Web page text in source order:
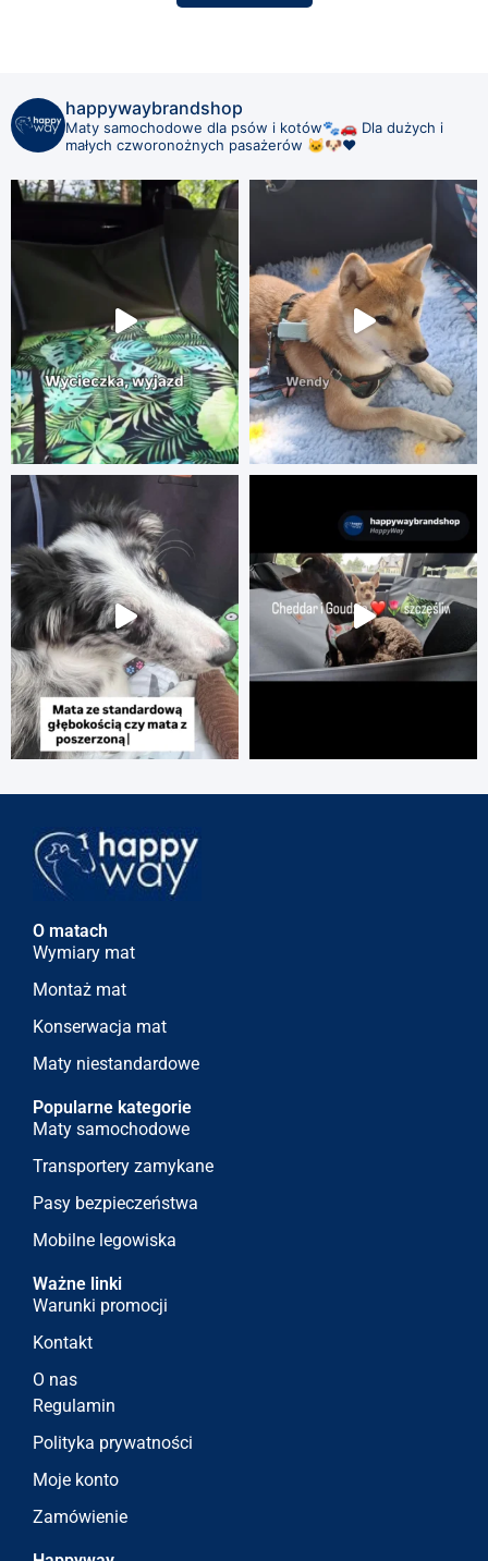
happywaybrandshop
Maty samochodowe dla psów i kotów🐾🚗 Dla dużych i
małych czworonożnych pasażerów 🐱🐶❤️
O matach
Wymiary mat
Montaż mat
Konserwacja mat
Maty niestandardowe
Popularne kategorie
Maty samochodowe
Transportery zamykane
Pasy bezpieczeństwa
Mobilne legowiska
Ważne linki
Warunki promocji
Kontakt
O nas
Regulamin
Polityka prywatności
Moje konto
Zamówienie